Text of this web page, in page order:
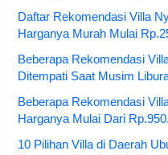
Daftar Rekomendasi Villa
Harganya Murah Mulai
Beberapa Rekomendasi
Ditempati Saat Musim
Beberapa Rekomendasi
Harganya Mulai Dari
10 Pilihan Villa di Daerah